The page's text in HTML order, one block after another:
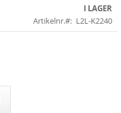
I LAGER
Artikelnr.
L2L-K2240